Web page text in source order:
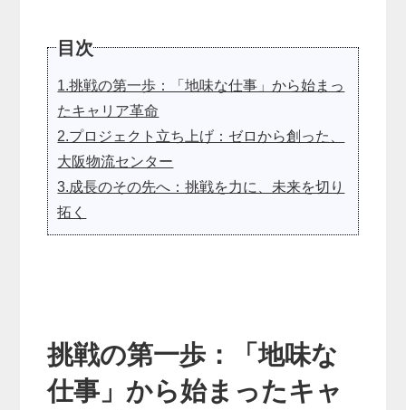
目次
1.挑戦の第一歩：「地味な仕事」から始まっ
たキャリア革命
2.プロジェクト立ち上げ：ゼロから創った、
大阪物流センター
3.成長のその先へ：挑戦を力に、未来を切り
拓く
挑戦の第一歩：「地味な
仕事」から始まったキャ